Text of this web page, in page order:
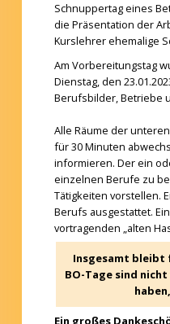
Mitwirkung
Kontakt
Schnuppertag eines
die Präsentation der
Kurslehrer ehemalige
Am Vorbereitungstag
Dienstag, den
Berufsbilder, Betriebe
Alle Räume der
für 30 Minuten
informieren. Der ein
einzelnen Berufe zu
Tätigkeiten vorstellen.
Berufs ausgestattet.
vortragenden „alten
Insgesamt bleibt
BO-Tage sind
Ein großes